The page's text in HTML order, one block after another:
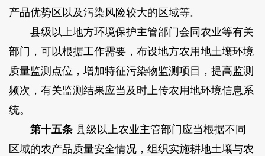
产品优势区以及污染风险较大的区域等。
县级以上地方环境保护主管部门会同农业等有关
部门，可以根据工作需要，布设地方农用地土壤环境
质量监测点位，增加特征污染物监测项目，提高监测
频次，有关监测结果应当及时上传农用地环境信息系
统。
第十五条县级以上农业主管部门应当根据不同
区域的农产品质量安全情况，组织实施耕地土壤与农